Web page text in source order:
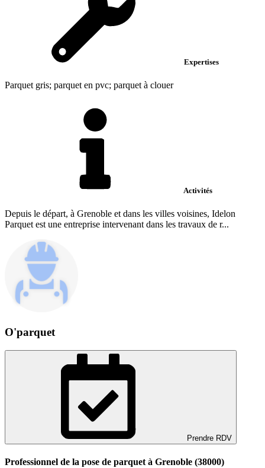
Expertises
Parquet gris; parquet en pvc; parquet à clouer
Activités
Depuis le départ, à Grenoble et dans les villes voisines, Idelon
Parquet est une entreprise intervenant dans les travaux de r...
O'parquet
Prendre RDV
Professionnel de la pose de parquet à Grenoble (38000)